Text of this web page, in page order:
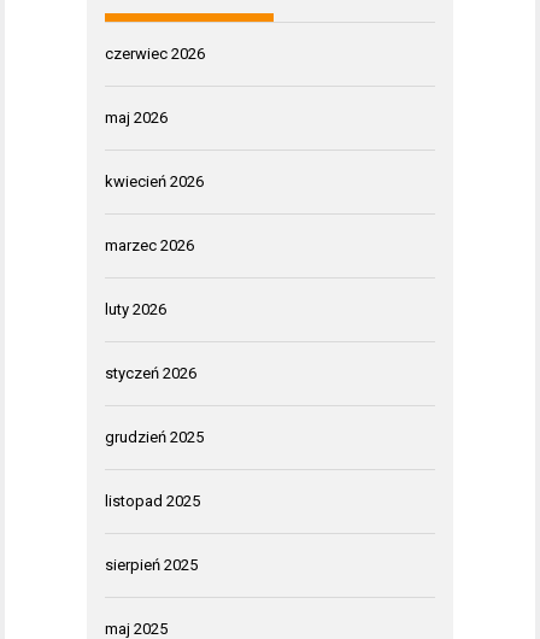
czerwiec 2026
maj 2026
kwiecień 2026
marzec 2026
luty 2026
styczeń 2026
grudzień 2025
listopad 2025
sierpień 2025
maj 2025